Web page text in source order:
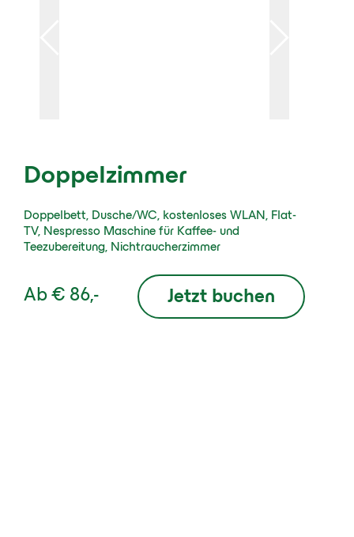
Doppelzimmer
Doppelbett, Dusche/WC, kostenloses WLAN, Flat-
TV, Nespresso Maschine für Kaffee- und
Teezubereitung, Nichtraucherzimmer
Ab € 86,- Jetzt buchen